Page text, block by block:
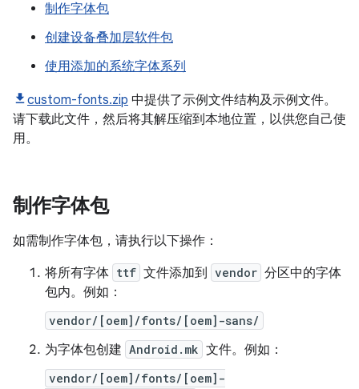
制作字体包
创建设备叠加层软件包
使用添加的系统字体系列
custom-fonts.zip 中提供了示例文件结构及示例文件。
请下载此文件，然后将其解压缩到本地位置，以供您自己使
用。
制作字体包
如需制作字体包，请执行以下操作：
将所有字体 ttf 文件添加到 vendor 分区中的字体
包内。例如：
vendor/[oem]/fonts/[oem]-sans/
为字体包创建 Android.mk 文件。例如：
vendor/[oem]/fonts/[oem]-